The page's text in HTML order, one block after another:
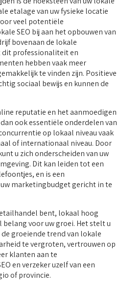
etalage van uw fysieke locatie
veel potentiële
SEO bij aan het opbouwen van
bovenaan de lokale
professionaliteit en
hebben vaak meer
te vinden zijn. Positieve
sociaal bewijs en kunnen de
reputatie en het aanmoedigen
ook essentiële onderdelen van
op lokaal niveau vaak
of internationaal niveau. Door
u zich onderscheiden van uw
Dit kan leiden tot een
en is een
marketingbudget gericht in te
bent, lokaal hoog
belang voor uw groei. Het stelt u
groeiende trend van lokale
te vergroten, vertrouwen op
klanten aan te
en verzeker uzelf van een
of provincie.